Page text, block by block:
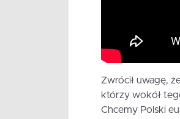
Zwrócił uwagę,
którzy wokół
Chcemy Polski